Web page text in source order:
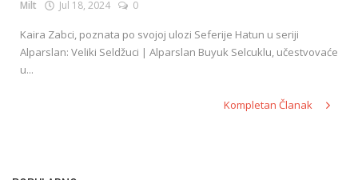
Milt Jul 18, 2024 0
Kaira Zabci, poznata po svojoj ulozi Seferije Hatun u seriji
Alparslan: Veliki Seldžuci | Alparslan Buyuk Selcuklu, učestvovaće
u...
Kompletan Članak